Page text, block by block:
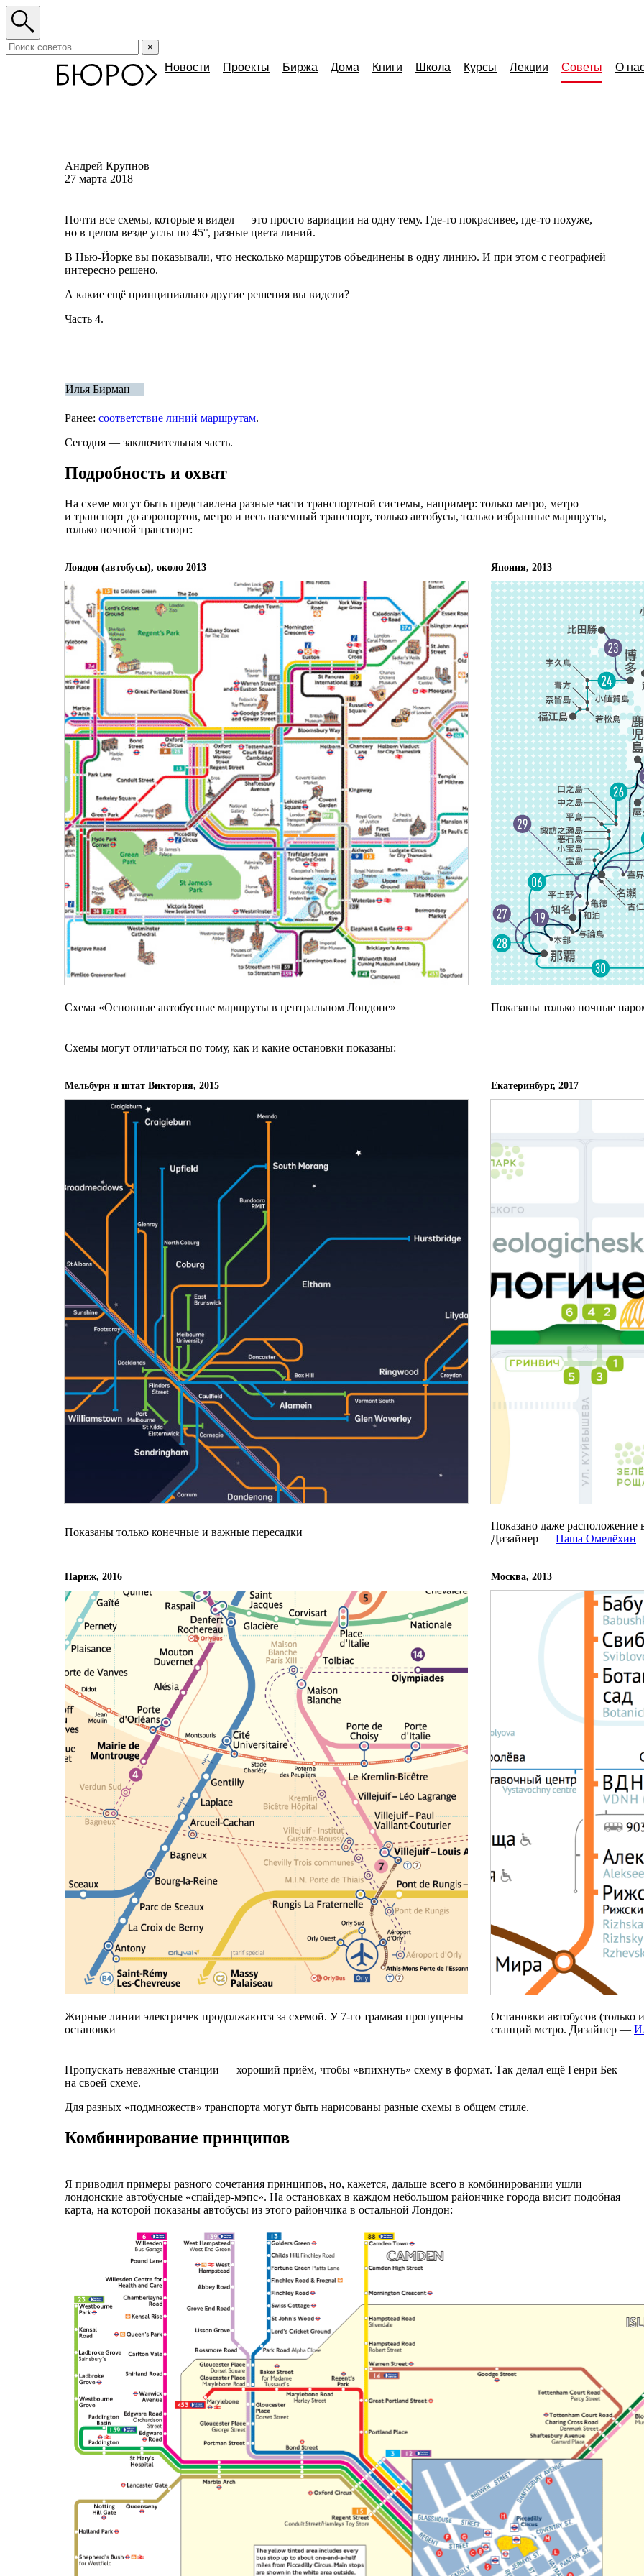
×
Новости Проекты Биржа Дома Книги Школа Курсы Лекции Советы О
Андрей Крупнов
27 марта 2018
Почти все схемы, которые я видел — это просто вариации на одну тему. Где-то покрасивее, где-то похуже,
но в целом везде углы по 45°, разные цвета линий.
В Нью-Йорке вы показывали, что несколько маршрутов объединены в одну линию. И при этом с географией
интересно решено.
А какие ещё принципиально другие решения вы видели?
Часть 4.
Илья Бирман
Ранее: соответствие линий маршрутам.
Сегодня — заключительная часть.
Подробность и охват
На схеме могут быть представлена разные части транспортной системы, например: только метро, метро
и транспорт до аэропортов, метро и весь наземный транспорт, только автобусы, только избранные маршруты,
только ночной транспорт:
Лондон (автобусы), около 2013 Япония, 2013
Схема «Основные автобусные маршруты в центральном Лондоне» Показаны только ночные
Схемы могут отличаться по тому, как и какие остановки показаны:
Мельбурн и штат Виктория, 2015 Екатеринбург, 2017
Показаны только конечные и важные пересадки
Показано даже расположение
Дизайнер — Паша Омелёхин
Париж, 2016 Москва, 2013
Жирные линии электричек продолжаются за схемой. У 7-го трамвая пропущены
остановки
Остановки автобусов (только
станций метро. Дизайнер —
Пропускать неважные станции — хороший приём, чтобы «впихнуть» схему в формат. Так делал ещё Генри Бек
на своей схеме.
Для разных «подмножеств» транспорта могут быть нарисованы разные схемы в общем стиле.
Комбинирование принципов
Я приводил примеры разного сочетания принципов, но, кажется, дальше всего в комбинировании ушли
лондонские автобусные «спайдер-мэпс». На остановках в каждом небольшом райончике города висит подобная
карта, на которой показаны автобусы из этого райончика в остальной Лондон: